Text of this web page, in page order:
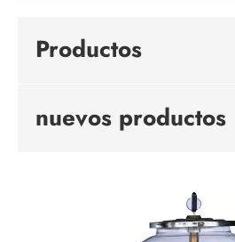
Productos
nuevos productos